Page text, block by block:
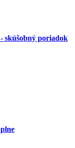
skúšobný poriadok